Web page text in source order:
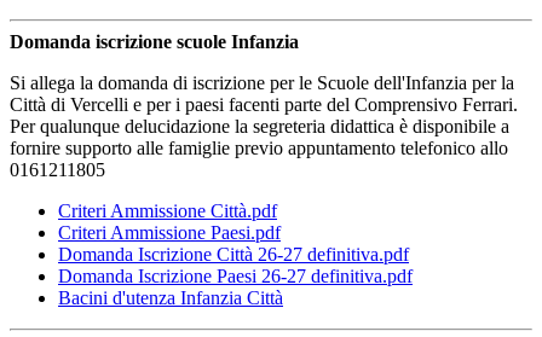
Domanda iscrizione scuole Infanzia
Si allega la domanda di iscrizione per le Scuole dell'Infanzia per la
Città di Vercelli e per i paesi facenti parte del Comprensivo Ferrari.
Per qualunque delucidazione la segreteria didattica è disponibile a
fornire supporto alle famiglie previo appuntamento telefonico allo
0161211805
Criteri Ammissione Città.pdf
Criteri Ammissione Paesi.pdf
Domanda Iscrizione Città 26-27 definitiva.pdf
Domanda Iscrizione Paesi 26-27 definitiva.pdf
Bacini d'utenza Infanzia Città